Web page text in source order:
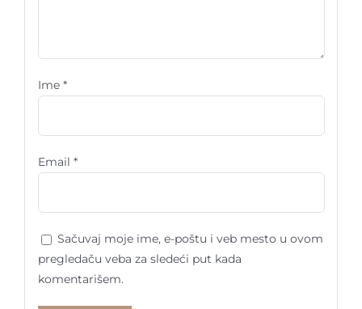
Ime *
Email *
Sačuvaj moje ime, e-poštu i veb mesto u ovom
pregledaču veba za sledeći put kada
komentarišem.